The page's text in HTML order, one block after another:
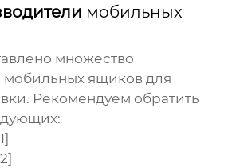
мобильных
множество
мобильных ящиков для
. Рекомендуем обратить